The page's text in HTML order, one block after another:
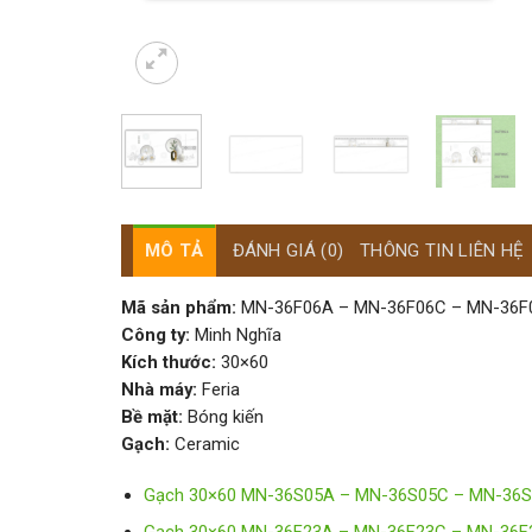
MÔ TẢ ĐÁNH GIÁ (0) THÔNG TIN LIÊN HỆ
Mã sản phẩm: MN-36F06A – MN-36F06C – MN-
Công ty: Minh Nghĩa
Kích thước: 30×60
Nhà máy: Feria
Bề mặt: Bóng kiến
Gạch: Ceramic
Gạch 30×60 MN-36S05A – MN-36S05C – MN-